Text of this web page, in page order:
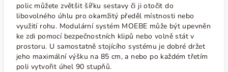
polic můžete zvětšit šířku sestavy či ji otočit do
libovolného úhlu pro okamžitý předěl místnosti nebo
využití rohu. Modulární systém MOEBE může být upevněn
ke zdi pomocí bezpečnostních klipů nebo volně stát v
prostoru. U samostatně stojícího systému je dobré držet
jeho maximální výšku na 85 cm, a nebo po každém třetím
poli vytvořit úhel 90 stupňů.